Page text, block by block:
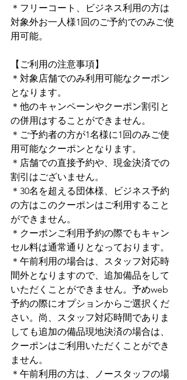
＊フリーコート、ビジネス利用の方は
対象外お一人様1回のご予約でのみご使
用可能。
【ご利用の注意事項】
＊対象店舗でのみ利用可能なクーポン
となります。
＊他のキャンペーンやクーポン割引と
の併用はすることができません。
＊ご予約者の方が1名様に1回のみご使
用可能なクーポンとなります。
＊店舗での直接予約や、現金決済での
割引はございません。
＊30名を超える団体様、ビジネス予約
の方はこのクーポンはご利用すること
ができません。
＊クーポンご利用予約の際でもキャン
セル料は通常通りとなっております。
＊午前利用の場合は、スタッフ対応時
間外となりますので、追加備品をして
いただくことができません。予めweb
予約の際にオプションからご選択くだ
さい。尚、スタッフ対応時間でありま
しても追加の備品現地決済の場合は、
クーポンはご利用いただくことができ
ません。
＊午前利用の方は、ノースタッフの場